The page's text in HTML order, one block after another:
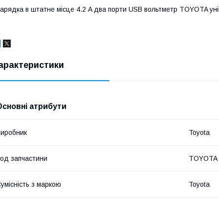
в штатне місце 4.2 A два порти USB вольтметр TOYOTA
атрибути
Toyota
запчастини TOYOTA
з маркою Toyota